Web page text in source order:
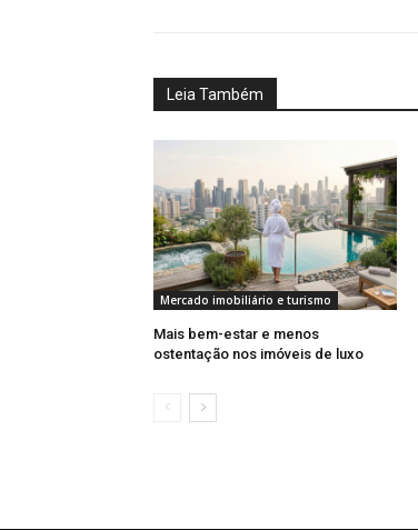
Leia Também
Mercado imobiliário e turismo
Mais bem-estar e menos
ostentação nos imóveis de luxo